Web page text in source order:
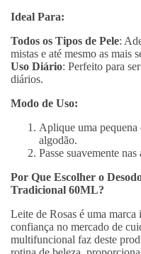
Ideal Para:
Todos os Tipos de Pele:
mistas e até mesmo as mais
Uso Diário: Perfeito para
diários.
Modo de Uso:
Aplique uma pequena
algodão.
Passe suavemente nas
Por Que Escolher o
Tradicional 60ML?
Leite de Rosas é uma
confiança no mercado de
multifuncional faz deste